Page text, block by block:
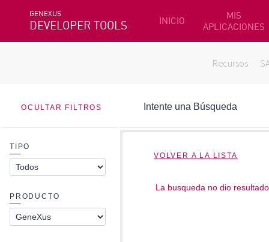
GENEXUS
DEVELOPER TOOLS INICIO
MIS
APLICACIONES
Recursos